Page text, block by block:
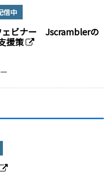
信中
ェビナー Jscramblerの
援策